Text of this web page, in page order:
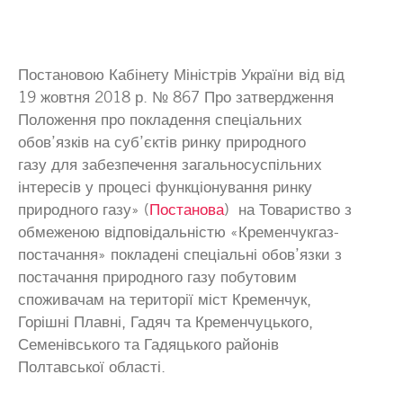
Постановою Кабінету Міністрів України від від
19 жовтня 2018 р. № 867 Про затвердження
Положення про покладення спеціальних
обов’язків на суб’єктів ринку природного
газу для забезпечення загальносуспільних
інтересів у процесі функціонування ринку
природного газу» (Постанова) на Товариство з
обмеженою відповідальністю «Кременчукгаз-
постачання» покладені спеціальні обов’язки з
постачання природного газу побутовим
споживачам на території міст Кременчук,
Горішні Плавні, Гадяч та Кременчуцького,
Семенівського та Гадяцького районів
Полтавської області.